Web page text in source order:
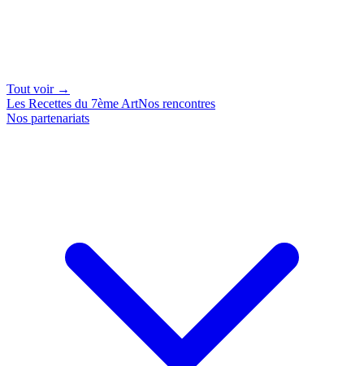
Tout voir →
Les Recettes du 7ème ArtNos rencontres
Nos partenariats